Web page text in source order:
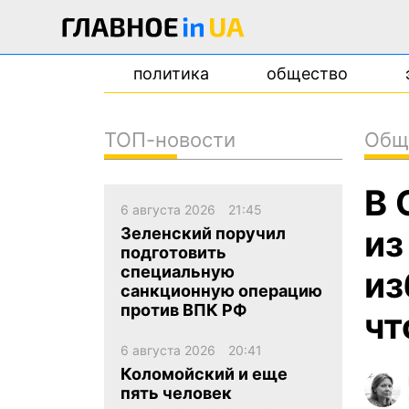
политика общество
В
ТОП-новости
6 августа 2026 21:45
Зеленский поручил
подготовить
специальную
санкционную операцию
против ВПК РФ
6 августа 2026 20:41
Коломойский и еще
пять человек